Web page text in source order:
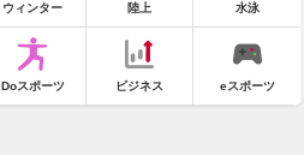
ウィンター 陸上 水泳
Doスポーツ ビジネス eスポーツ